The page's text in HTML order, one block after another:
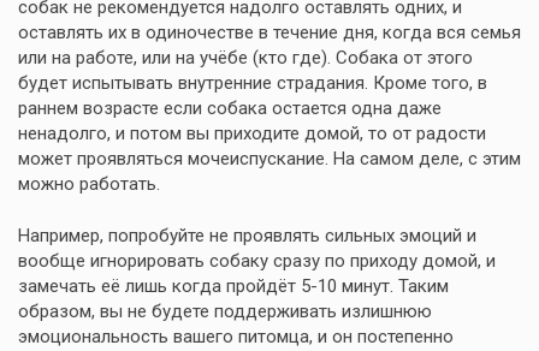
собак не рекомендуется надолго оставлять одних, и
оставлять их в одиночестве в течение дня, когда вся семья
или на работе, или на учёбе (кто где). Собака от этого
будет испытывать внутренние страдания. Кроме того, в
раннем возрасте если собака остается одна даже
ненадолго, и потом вы приходите домой, то от радости
может проявляться мочеиспускание. На самом деле, с этим
можно работать.
Например, попробуйте не проявлять сильных эмоций и
вообще игнорировать собаку сразу по приходу домой, и
замечать её лишь когда пройдёт 5-10 минут. Таким
образом, вы не будете поддерживать излишнюю
эмоциональность вашего питомца, и он постепенно